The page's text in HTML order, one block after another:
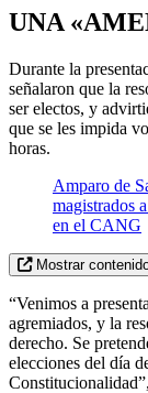
UNA
Durante la
señalaron que la
ser electos, y
que se les impida
horas.
Amparo de
magistrados
en el CANG
Mostrar
“Venimos a
agremiados, y la
derecho. Se
elecciones del día